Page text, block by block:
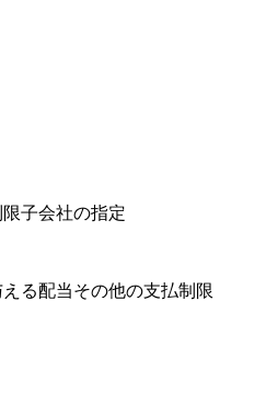
子会社の指定
る配当その他の支払制限